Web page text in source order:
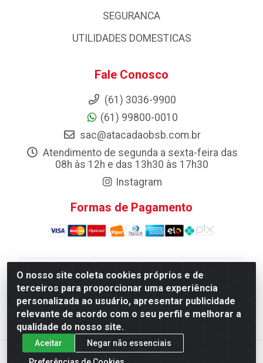
O nosso site coleta cookies próprios e de
terceiros para proporcionar uma experiência
personalizada ao usuário, apresentar publicidade
relevante de acordo com o seu perfil e melhorar a
qualidade do nosso site.
Aceitar
Negar não essenciais
SEGURANCA
UTILIDADES DOMESTICAS
Fale Conosco
(61) 3036-9900
(61) 99800-0010
sac@atacadaobsb.com.br
Atendimento de segunda a sexta-feira das
08h às 12h e das 13h30 às 17h30
Instagram
Formas de Pagamento
Atacadao da Limpeza F. Pereira Queiroz Comercio e
Distribuicao LTDA - Quadra Qi 10 Lotes 39 e, 41 - Setor
Industrial (Taguatinga), Brasília/DF - CEP 72.135-100 -
CNPJ 13.184.675/0001-80